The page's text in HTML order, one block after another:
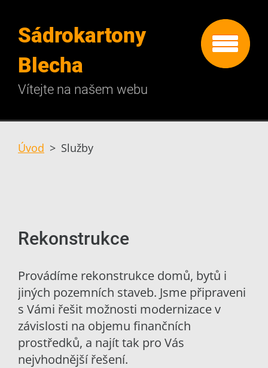
Sádrokartony
Blecha
Vítejte na našem webu
Úvod > Služby
Rekonstrukce
Provádíme rekonstrukce domů, bytů i
jiných pozemních staveb. Jsme připraveni
s Vámi řešit možnosti modernizace v
závislosti na objemu finančních
prostředků, a najít tak pro Vás
nejvhodnější řešení.